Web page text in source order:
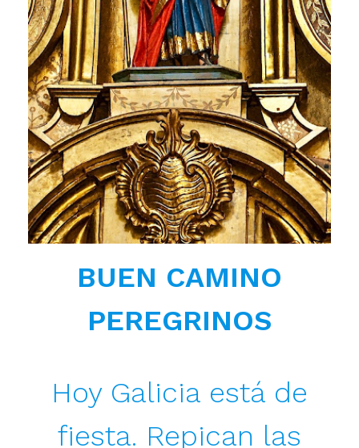
BUEN CAMINO
PEREGRINOS
Hoy Galicia está de
fiesta. Repican las